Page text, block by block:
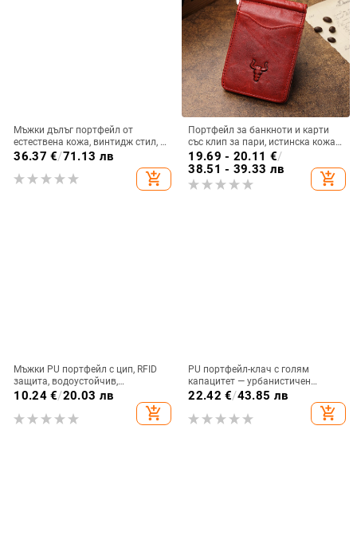
Мъжки дълъг портфейл от
естествена кожа, винтидж стил, с
много отделения за карти, първи
слой телешка кожа, подплата
полиестер.
36.37 €/71.13 лв
add_shopping_cart
Портфейл за банкноти и карти
със клип за пари, истинска кожа,
първи слой телешка кожа, бизнес
стил, едноцветен, марка Famous
craftsman family
19.69 - 20.11 €/
38.51 - 39.33 лв
add_shopping_cart
Мъжки PU портфейл с цип, RFID
защита, водоустойчив,
разширяем дизайн, полиестрова
10.24€/20.03 лв
add_shopping_cart
PU портфейл-клач с голям
капацитет — урбанистичен
минималистичен стил, принт с
букви, подплата полиестер,
пролет 2024
22.42 €/43.85 лв
add_shopping_cart